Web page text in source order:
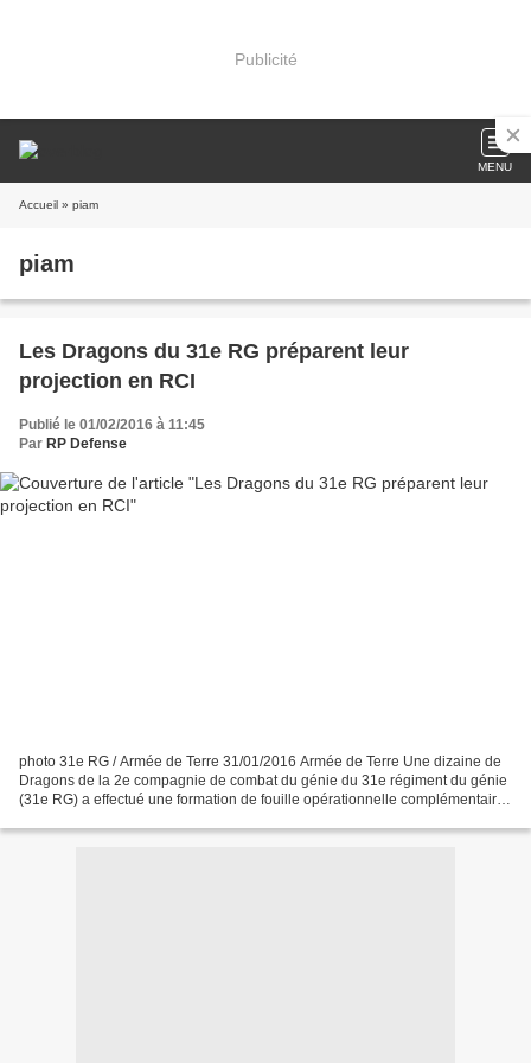
Publicité
MENU
Accueil » piam
piam
Les Dragons du 31e RG préparent leur
projection en RCI
Publié le 01/02/2016 à 11:45
Par RP Defense
photo 31e RG / Armée de Terre 31/01/2016 Armée de Terre Une dizaine de
Dragons de la 2e compagnie de combat du génie du 31e régiment du génie
(31e RG) a effectué une formation de fouille opérationnelle complémentaire